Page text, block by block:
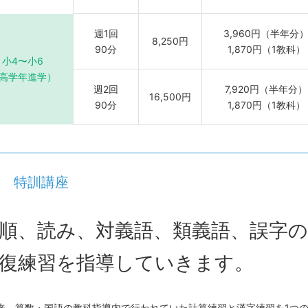
小4〜小6
高学年進学）
週1回
90分
8,250円
3,960円（半年分）
1,870円（1教科）
週2回
90分
16,500円
7,920円（半年分）
1,870円（1教科）
特訓講座
、読み、対義語、類義語、誤字の
練習を指導していきます。